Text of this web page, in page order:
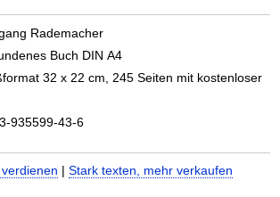
Rademacher
Buch DIN A4
32 x 22 cm, 245 Seiten mit kostenloser
935599-43-6
| Stark texten, mehr verkaufen